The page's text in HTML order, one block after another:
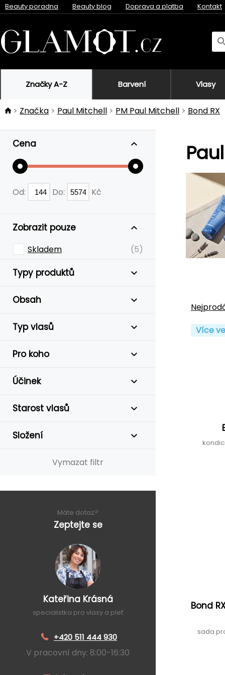
Beauty poradna Beauty blog Doprava a platba Kontakt
Značky A-Z Barvení Vlasy
Značka Paul Mitchell PM Paul Mitchell Bond RX
Cena
Od: Do: Kč
Zobrazit pouze
Skladem (5)
Typy produktů
Obsah
Typ vlasů
Pro koho
Účinek
Starost vlasů
Složení
Vymazat filtr
Máte dotaz?
Zeptejte se
Kateřina Krásná
specialistka pro vlasy a pleť
+420 511 444 930
V pracovní dny: 8:00-16:30
Více
Bond
sada